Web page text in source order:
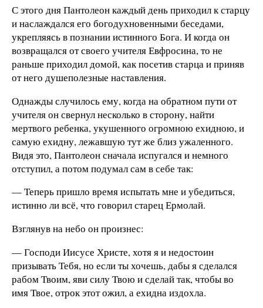
С этого дня Пантолеон каждый день приходил к старцу
и наслаждался его богодухновенными беседами,
укрепляясь в познании истинного Бога. И когда он
возвращался от своего учителя Евфросина, то не
раньше приходил домой, как посетив старца и приняв
от него душеполезные наставления.
Однажды случилось ему, когда на обратном пути от
учителя он свернул несколько в сторону, найти
мертвого ребенка, укушенного огромною ехидною, и
самую ехидну, лежавшую тут же близ ужаленного.
Видя это, Пантолеон сначала испугался и немного
отступил, а потом подумал сам в себе так:
— Теперь пришло время испытать мне и убедиться,
истинно ли всё, что говорил старец Ермолай.
Взглянув на небо он произнес:
— Господи Иисусе Христе, хотя я и недостоин
призывать Тебя, но если ты хочешь, дабы я сделался
рабом Твоим, яви силу Твою и сделай так, чтобы во
имя Твое, отрок этот ожил, а ехидна издохла.